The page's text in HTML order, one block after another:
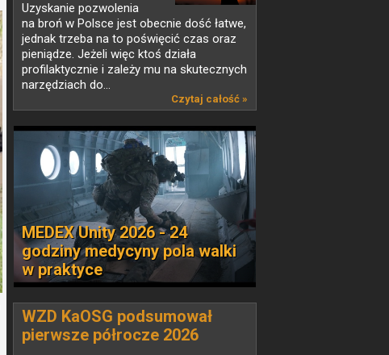
Uzyskanie pozwolenia
na broń w Polsce jest obecnie dość łatwe,
jednak trzeba na to poświęcić czas oraz
pieniądze. Jeżeli więc ktoś działa
profilaktycznie i zależy mu na skutecznych
narzędziach do...
Czytaj całość »
MEDEX Unity 2026 - 24
godziny medycyny pola walki
w praktyce
WZD KaOSG podsumował
pierwsze półrocze 2026